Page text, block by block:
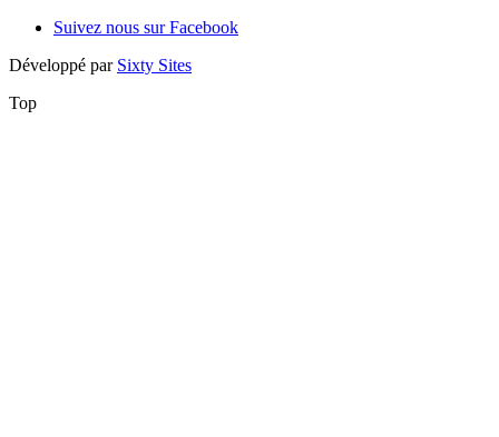
Suivez nous sur Facebook
Développé par Sixty Sites
Top